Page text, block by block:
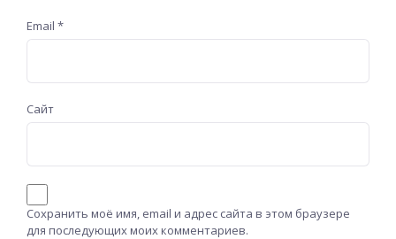
Email *
Сайт
Сохранить моё имя, email и адрес сайта в этом браузере
для последующих моих комментариев.